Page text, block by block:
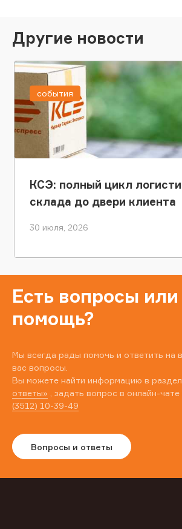
Другие новости
КСЭ: полный цикл
склада до двери клиента
30 июля, 2026
события
Есть вопросы
помощь?
Мы всегда рады помочь и ответить на
вас вопросы.
Вы можете найти информацию в
ответы» , задать вопрос в онлайн-чате
(3512) 10-39-49
Вопросы и ответы